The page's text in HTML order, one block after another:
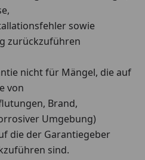
sowie
zurückzuführen
nicht für Mängel, die auf
von
Brand,
Umgebung)
die der Garantiegeber
sind.